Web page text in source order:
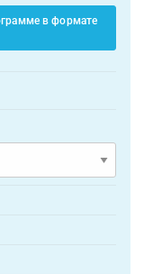
в формате